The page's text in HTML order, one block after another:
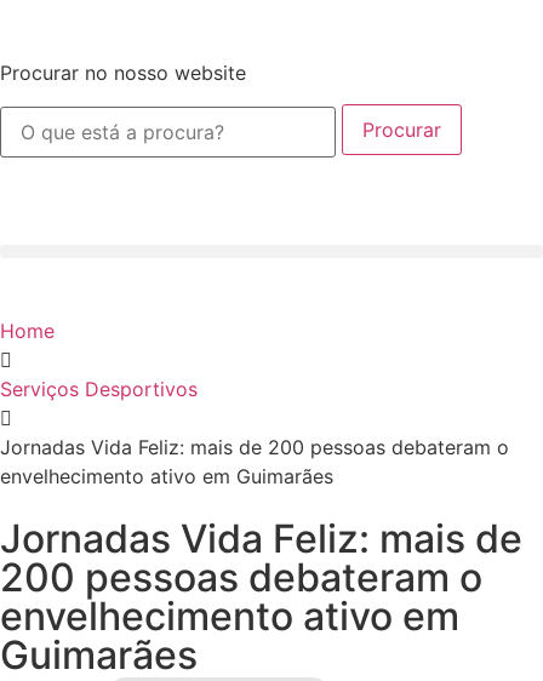
Procurar no nosso website
Procurar
Home
Serviços Desportivos
Jornadas Vida Feliz: mais de 200 pessoas debateram o
envelhecimento ativo em Guimarães
Jornadas Vida Feliz: mais de
200 pessoas debateram o
envelhecimento ativo em
Guimarães